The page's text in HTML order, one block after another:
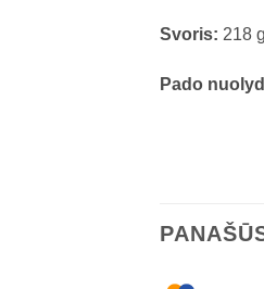
Svoris: 218 g
Pado